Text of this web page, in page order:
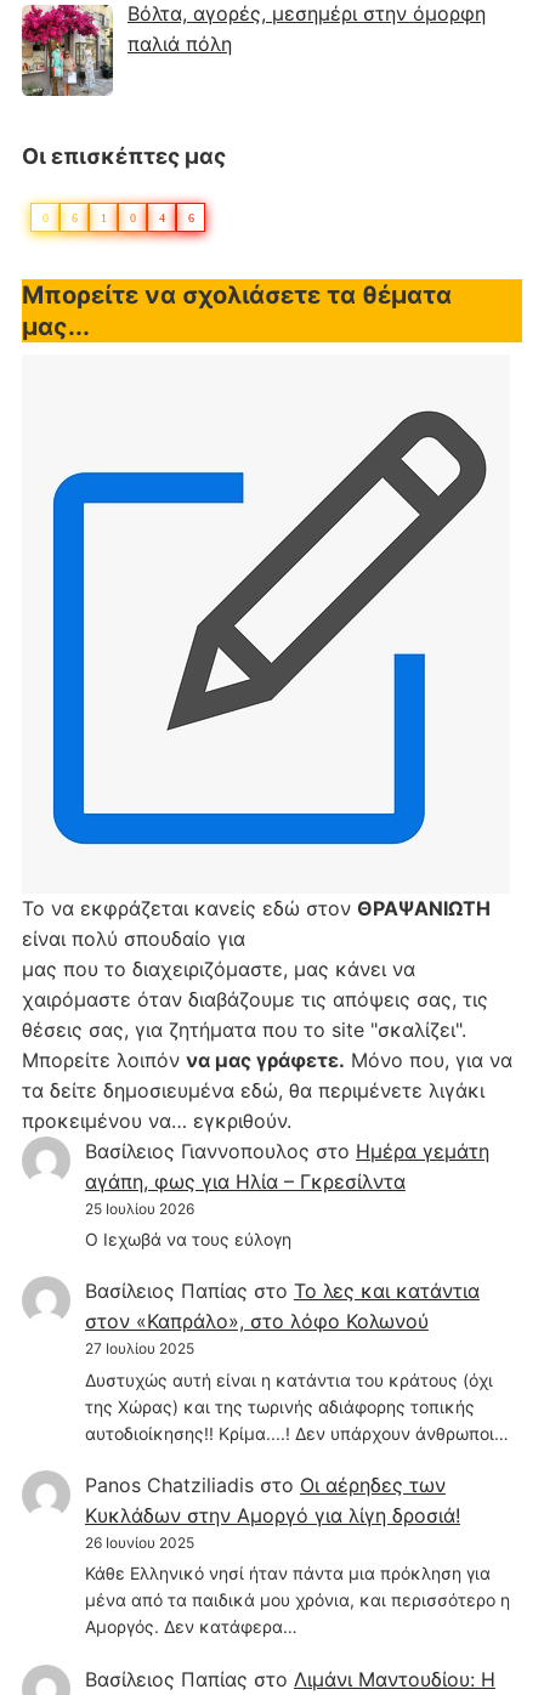
Βόλτα, αγορές, μεσημέρι στην όμορφη
παλιά πόλη
Οι επισκέπτες μας
0 6 1 0 4 6
Μπορείτε να σχολιάσετε τα θέματα
μας...
Το να εκφράζεται κανείς εδώ στον ΘΡΑΨΑΝΙΩΤΗ
είναι πολύ σπουδαίο για
μας που το διαχειριζόμαστε, μας κάνει να
χαιρόμαστε όταν διαβάζουμε τις απόψεις σας, τις
θέσεις σας, για ζητήματα που το site "σκαλίζει".
Μπορείτε λοιπόν να μας γράφετε. Μόνο που, για να
τα δείτε δημοσιευμένα εδώ, θα περιμένετε λιγάκι
προκειμένου να… εγκριθούν.
Βασίλειος Γιαννοπουλος στο Hμέρα γεμάτη
αγάπη, φως για Ηλία – Γκρεσίλντα
25 Ιουλίου 2026
Ο Ιεχωβά να τους εύλογη
Βασίλειος Παπίας στο Το λες και κατάντια
στον «Καπράλο», στο λόφο Κολωνού
27 Ιουλίου 2025
Δυστυχώς αυτή είναι η κατάντια του κράτους (όχι
της Χώρας) και της τωρινής αδιάφορης τοπικής
αυτοδιοίκησης!! Κρίμα....! Δεν υπάρχουν άνθρωποι…
Panos Chatziliadisστο Οι αέρηδες των
Κυκλάδων στην Αμοργό για λίγη δροσιά!
26 Ιουνίου 2025
Κάθε Ελληνικό νησί ήταν πάντα μια πρόκληση για
μένα από τα παιδικά μου χρόνια, και περισσότερο η
Αμοργός. Δεν κατάφερα…
Βασίλειος Παπίας στο Λιμάνι Μαντουδίου: Η